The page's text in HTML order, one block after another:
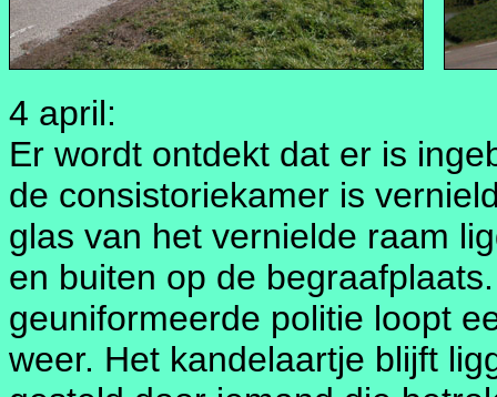
4 april:
Er wordt ontdekt dat er is
de consistoriekamer is
glas van het vernielde raam
en buiten op de
geuniformeerde politie loopt
weer. Het kandelaartje blijft